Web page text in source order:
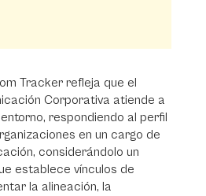
Tracker refleja que el
Corporativa atiende a
respondiendo al perfil
en un cargo de
considerándolo un
establece vínculos de
la alineación, la